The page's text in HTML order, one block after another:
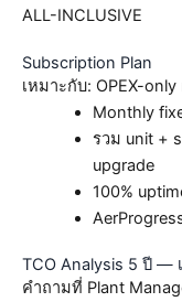
ALL-INCLUSIVE
Subscription Plan
เหมาะกับ: OPEX-
Monthly
รวม unit +
upgrade
100%
TCO Analysis 5 ปี —
คำถามที่ Plant